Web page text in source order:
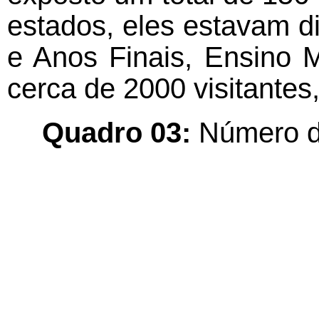
estados, eles estavam
e Anos Finais, Ensino
cerca de 2000
Quadro 03: Número